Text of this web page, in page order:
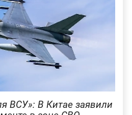
ВСУ»: В Китае заявили